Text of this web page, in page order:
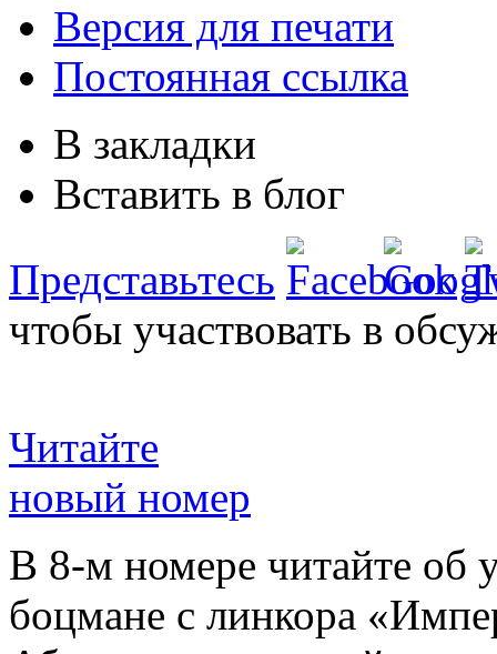
Версия для печати
Постоянная ссылка
В закладки
Вставить в блог
Представьтесь
чтобы участвовать в
Читайте
новый номер
В 8-м номере читайте об
боцмане с линкора